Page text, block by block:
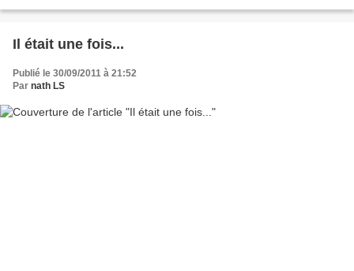
Il était une fois...
Publié le 30/09/2011 à 21:52
Par nath LS